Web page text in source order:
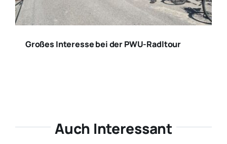
Großes Interesse bei der PWU-Radltour
Auch Interessant